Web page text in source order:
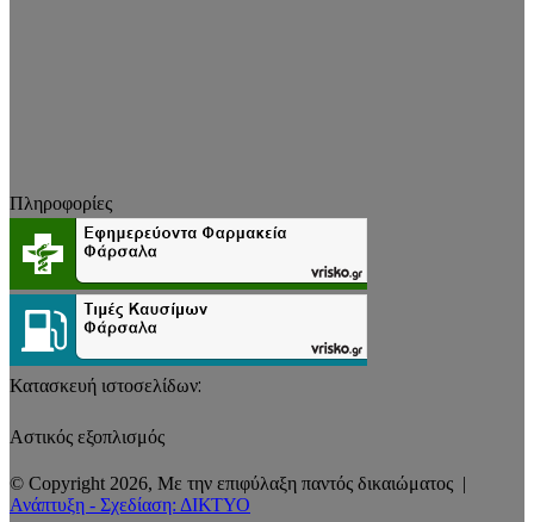
Πληροφορίες
Κατασκευή ιστοσελίδων:
Αστικός εξοπλισμός
© Copyright 2026, Με την επιφύλαξη παντός δικαιώματος |
Ανάπτυξη - Σχεδίαση: ΔΙΚΤΥΟ